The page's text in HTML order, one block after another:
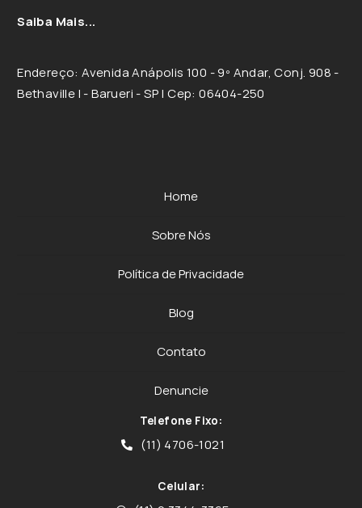
Saiba Mais...
Endereço: Avenida Anápolis 100 - 9º Andar, Conj. 908 -
Bethaville I - Barueri - SP | Cep: 06404-250
Home
Sobre Nós
Política de Privacidade
Blog
Contato
Denuncie
Telefone Fixo:
(11) 4706-1021
Celular: